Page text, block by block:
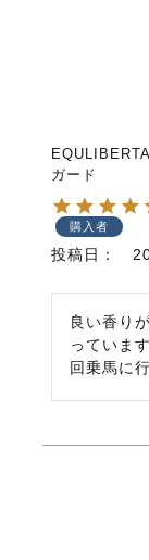
ガード
購入者
投稿日
良い香り
っていま
回乗馬に